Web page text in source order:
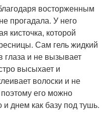
восторженным
прогадала. У него
кисточка, которой
Сам гель жидкий
глаза и не вызывает
высыхает и
волоски и не
его можно
и днем как базу под тушь.